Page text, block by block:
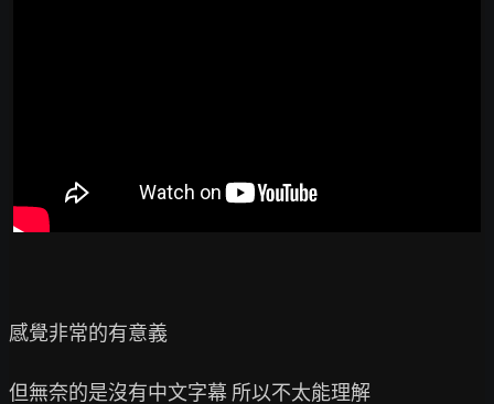
感覺非常的有意義
但無奈的是沒有中文字幕 所以不太能理解